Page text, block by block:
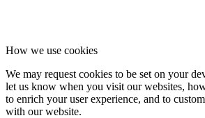
How we use cookies
We may request cookies to be set on your
let us know when you visit our websites,
to enrich your user experience, and to
with our website.